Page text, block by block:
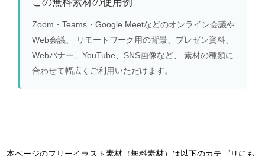
Zoom・Teams・Google Meetなどのオンライン会議や
Web会議、 リモートワーク用の背景、プレゼン資料、
Webバナー、YouTube、SNS画像など、 素材の種類に
合わせて幅広くご利用いただけます。
本ページのフリーイラスト素材（無料素材）は以下のカテゴリにも